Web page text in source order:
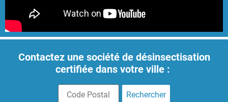
Contactez une société de désinsectisation
certifiée dans votre ville :